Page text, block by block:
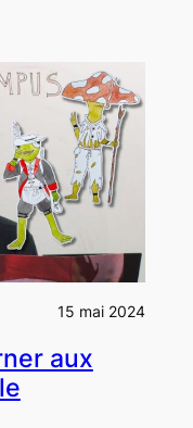
15 mai 2024
aux